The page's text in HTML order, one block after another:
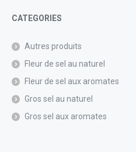
CATEGORIES
Autres produits
Fleur de sel au naturel
Fleur de sel aux aromates
Gros sel au naturel
Gros sel aux aromates